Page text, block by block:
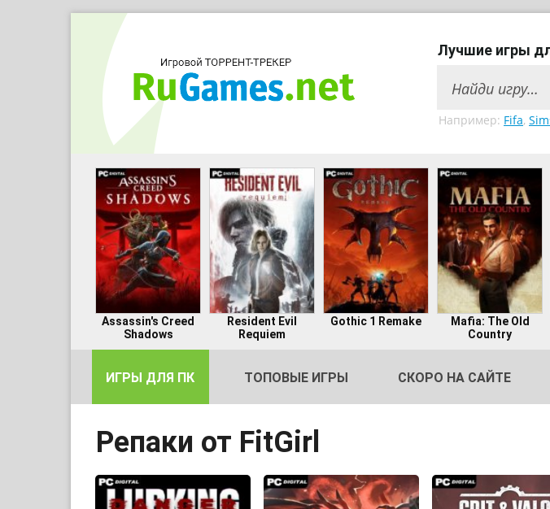
Лучшие игры
Например: Fifa,
Assassin's Creed
Shadows
Resident Evil
Requiem
Gothic 1 Remake
Mafia: The Old
Country
ИГРЫ ДЛЯ ПК ТОПОВЫЕ ИГРЫ СКОРО НА САЙТЕ
Репаки от FitGirl